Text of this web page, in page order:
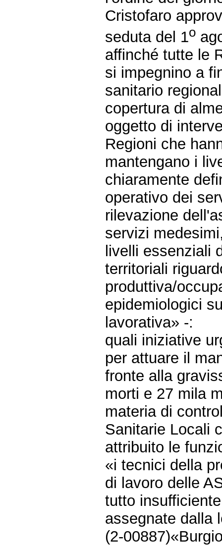
Cristofaro
seduta del 1o
affinché tutte le
si impegnino a
sanitario
copertura di
oggetto di
Regioni che
mantengano i
chiaramente
operativo dei
rilevazione
servizi
livelli essenziali
territoriali
produttiva/
epidemiologici
lavorativa» -:
quali iniziative
per attuare il
fronte alla
morti e 27 mila
materia di
Sanitarie Locali
attribuito le
«i tecnici della
di lavoro delle
tutto
assegnate dalla
(2-